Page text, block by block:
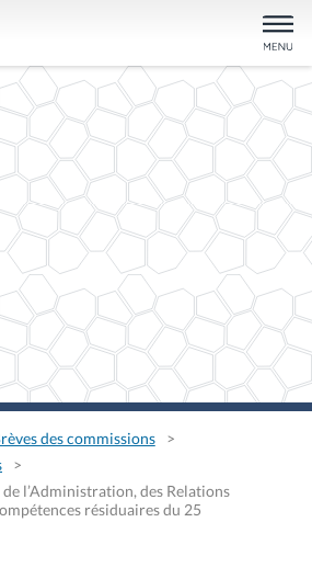
des commissions
l’Administration, des Relations
résiduaires du 25